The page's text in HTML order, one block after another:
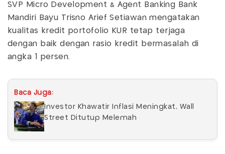
SVP Micro Development & Agent Banking Bank
Mandiri Bayu Trisno Arief Setiawan mengatakan
kualitas kredit portofolio KUR tetap terjaga
dengan baik dengan rasio kredit bermasalah di
angka 1 persen.
Baca Juga:
Investor Khawatir Inflasi Meningkat, Wall
Street Ditutup Melemah